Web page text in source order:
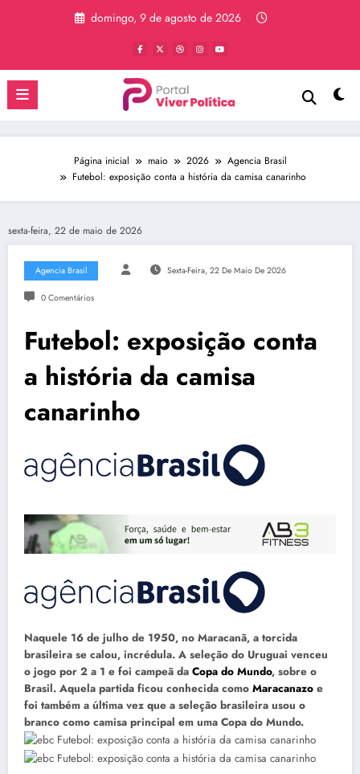
domingo, 9 de agosto de 2026
Página inicial maio 2026
Agencia Brasil
Futebol: exposição conta a história da camisa canarinho
sexta-feira, 22 de maio de 2026
Agencia Brasil Sexta-Feira, 22 De Maio De 2026
0 Comentários
Futebol: exposição conta
a história da camisa
canarinho
Naquele 16 de julho de 1950, no Maracanã, a torcida
brasileira se calou, incrédula. A seleção do Uruguai venceu
o jogo por 2 a 1 e foi campeã da Copa do Mundo, sobre o
Brasil. Aquela partida ficou conhecida como Maracanazo e
foi também a última vez que a seleção brasileira usou o
branco como camisa principal em uma Copa do Mundo.